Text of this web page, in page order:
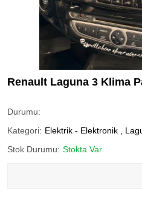
Renault Laguna 3 Klima
Durumu:
Kategori: Elektrik - Elektronik
Stok Durumu: Stokta Var